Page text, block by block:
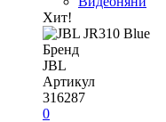
Хит!
Бренд
JBL
Артикул
316287
0